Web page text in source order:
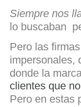
Siempre nos
lo buscaban
Pero las
impersonales,
donde la
clientes que
Pero en estas